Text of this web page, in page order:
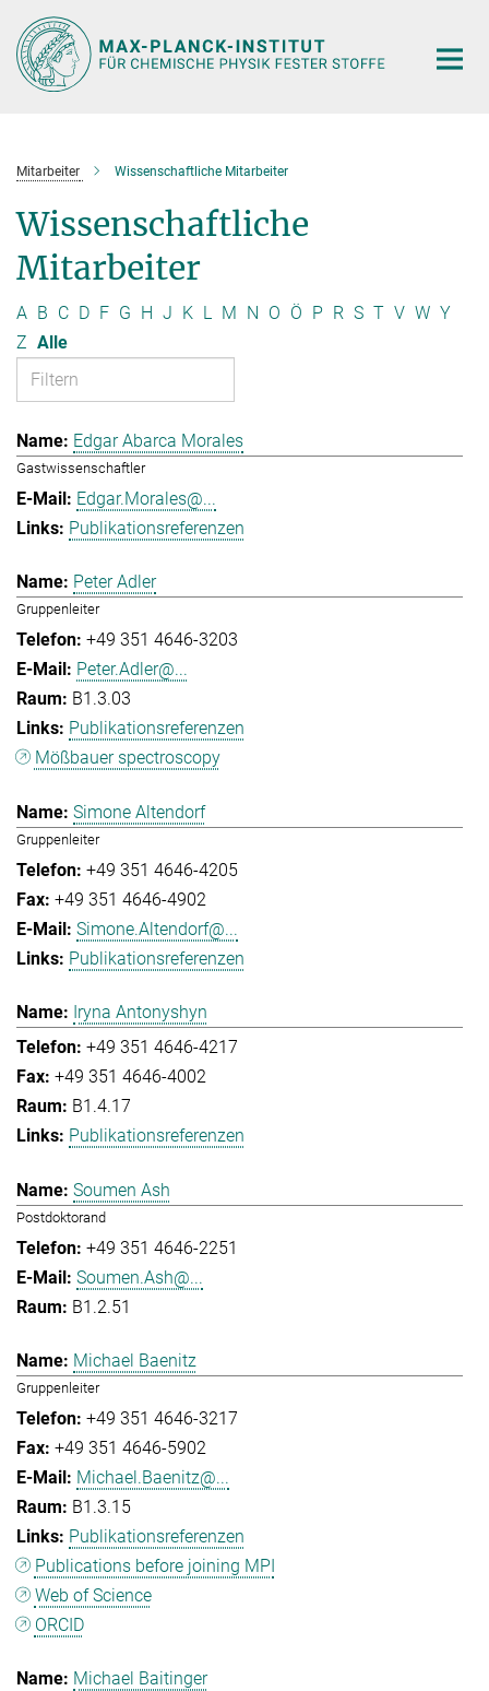
Hauptinhalt
Mitarbeiter Wissenschaftliche Mitarbeiter
Wissenschaftliche
Mitarbeiter
A B C D F G H J K L M N O Ö P R S T V W Y
Z Alle
Edgar Abarca Morales
Gastwissenschaftler
Edgar.Morales@...
Publikationsreferenzen
Peter Adler
Gruppenleiter
+49 351 4646-3203
Peter.Adler@...
B1.3.03
Publikationsreferenzen
Mößbauer spectroscopy
Simone Altendorf
Gruppenleiter
+49 351 4646-4205
+49 351 4646-4902
Simone.Altendorf@...
Publikationsreferenzen
Iryna Antonyshyn
+49 351 4646-4217
+49 351 4646-4002
B1.4.17
Publikationsreferenzen
Soumen Ash
Postdoktorand
+49 351 4646-2251
Soumen.Ash@...
B1.2.51
Michael Baenitz
Gruppenleiter
+49 351 4646-3217
+49 351 4646-5902
Michael.Baenitz@...
B1.3.15
Publikationsreferenzen
Publications before joining MPI
Web of Science
ORCID
Michael Baitinger